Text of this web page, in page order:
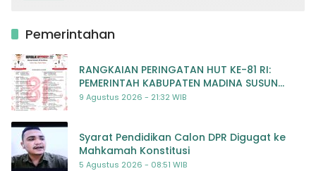
Pemerintahan
RANGKAIAN PERINGATAN HUT KE-81 RI:
PEMERINTAH KABUPATEN MADINA SUSUN
RENCANA KEGIATAN MERIAH DAN BERMAKNA
9 Agustus 2026 - 21:32 WIB
Syarat Pendidikan Calon DPR Digugat ke
Mahkamah Konstitusi
5 Agustus 2026 - 08:51 WIB